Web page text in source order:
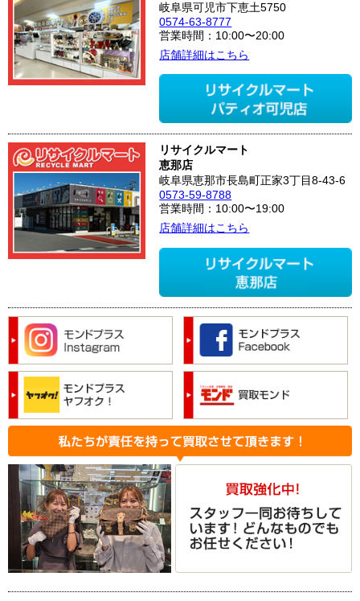
岐阜県可児市下恵土5750
0574-63-8777
営業時間：10:00〜20:00
店舗詳細はこちら
リサイクルマート
恵那店
岐阜県恵那市長島町正家3丁目8-43-6
0573-59-8788
営業時間：10:00〜19:00
店舗詳細はこちら